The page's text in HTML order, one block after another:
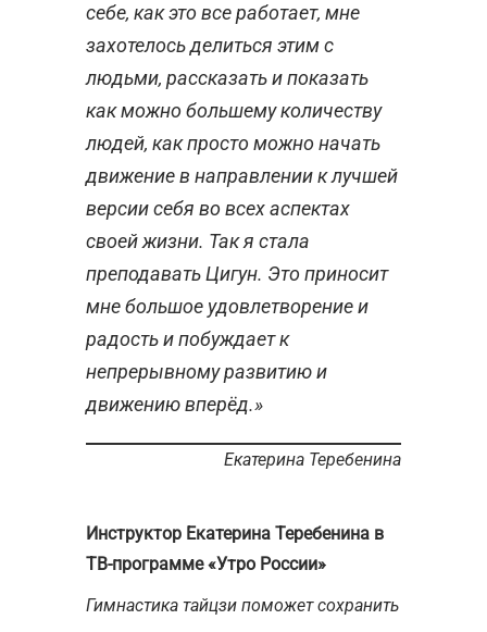
себе, как это все работает, мне
захотелось делиться этим с
людьми, рассказать и показать
как можно большему количеству
людей, как просто можно начать
движение в направлении к лучшей
версии себя во всех аспектах
своей жизни. Так я стала
преподавать Цигун. Это приносит
мне большое удовлетворение и
радость и побуждает к
непрерывному развитию и
движению вперёд.»
Екатерина Теребенина
Инструктор Екатерина Теребенина в
ТВ-программе «Утро России»
Гимнастика тайцзи поможет сохранить